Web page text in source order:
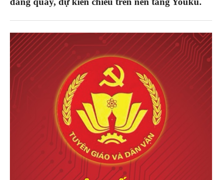
đang quay, dự kiến chiếu trên nền tảng Youku.